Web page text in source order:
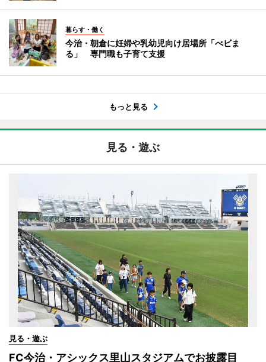
暮らす・働く
今治・朝倉に妊婦や乳幼児向け居場所「べビま
る」 専門職も子育て支援
もっと見る
見る・遊ぶ
見る・遊ぶ
FC今治・アシックス里山スタジアムでお披露目